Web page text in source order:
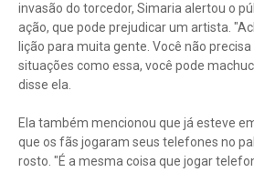
invasão do torcedor, Simaria alertou o
ação, que pode prejudicar um artista.
lição para muita gente. Você não precisa
situações como essa, você pode
disse ela.
Ela também mencionou que já esteve
que os fãs jogaram seus telefones no
rosto. "É a mesma coisa que jogar